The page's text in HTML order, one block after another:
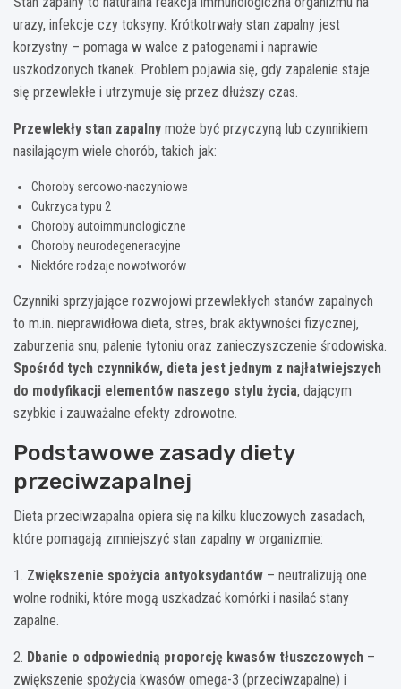
urazy, infekcje czy toksyny. Krótkotrwały stan zapalny jest
korzystny – pomaga w walce z patogenami i naprawie
uszkodzonych tkanek. Problem pojawia się, gdy zapalenie staje
się przewlekłe i utrzymuje się przez dłuższy czas.
Przewlekły stan zapalny może być przyczyną lub czynnikiem
nasilającym wiele chorób, takich jak:
Choroby sercowo-naczyniowe
Cukrzyca typu 2
Choroby autoimmunologiczne
Choroby neurodegeneracyjne
Niektóre rodzaje nowotworów
Czynniki sprzyjające rozwojowi przewlekłych stanów zapalnych
to m.in. nieprawidłowa dieta, stres, brak aktywności fizycznej,
zaburzenia snu, palenie tytoniu oraz zanieczyszczenie środowiska.
Spośród tych czynników, dieta jest jednym z najłatwiejszych
do modyfikacji elementów naszego stylu życia, dającym
szybkie i zauważalne efekty zdrowotne.
Podstawowe zasady diety
przeciwzapalnej
Dieta przeciwzapalna opiera się na kilku kluczowych zasadach,
które pomagają zmniejszyć stan zapalny w organizmie:
1. Zwiększenie spożycia antyoksydantów – neutralizują one
wolne rodniki, które mogą uszkadzać komórki i nasilać stany
zapalne.
2. Dbanie o odpowiednią proporcję kwasów tłuszczowych –
zwiększenie spożycia kwasów omega-3 (przeciwzapalne) i